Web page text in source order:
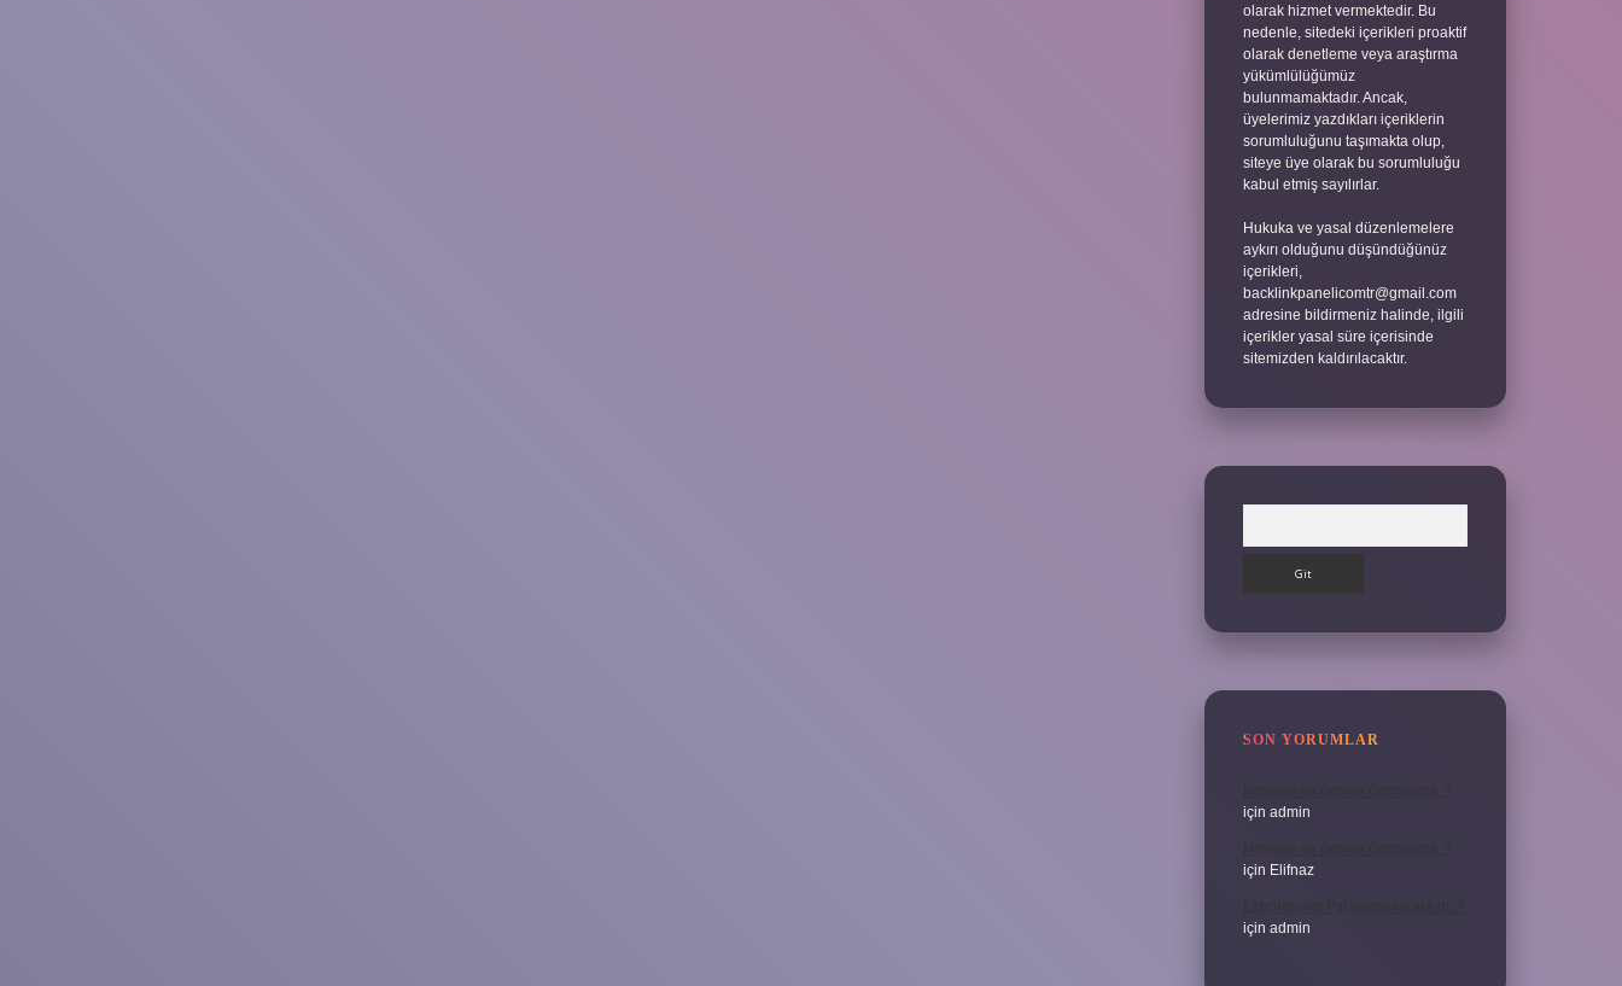
olarak hizmet vermektedir. Bu
nedenle, sitedeki içerikleri proaktif
olarak denetleme veya araştırma
yükümlülüğümüz
bulunmamaktadır. Ancak,
üyelerimiz yazdıkları içeriklerin
sorumluluğunu taşımakta olup,
siteye üye olarak bu sorumluluğu
kabul etmiş sayılırlar.
Hukuka ve yasal düzenlemelere
aykırı olduğunu düşündüğünüz
içerikleri,
backlinkpanelicomtr@gmail.com
adresine bildirmeniz halinde, ilgili
içerikler yasal süre içerisinde
sitemizden kaldırılacaktır.
SON YORUMLAR
Meyane ne demek Osmanlıca ?
için admin
Meyane ne demek Osmanlıca ?
için Elifnaz
Laboratuvar Pırlantası kararır mı ?
için admin